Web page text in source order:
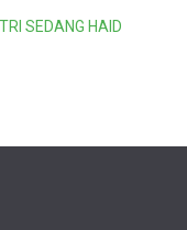
SEDANG HAID